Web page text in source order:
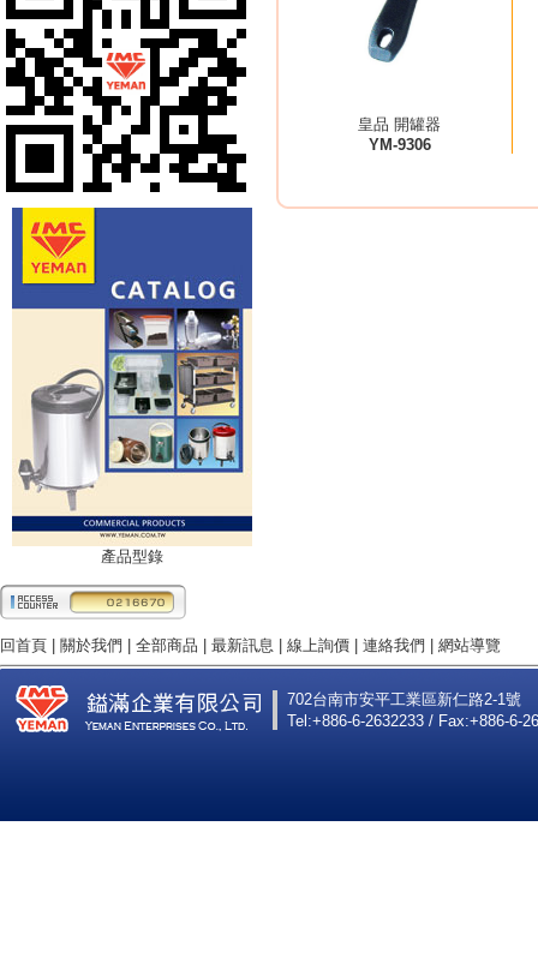
產品型錄
皇品 開罐器
YM-9306
回首頁 | 關於我們 | 全部商品 | 最新訊息 | 線上詢價 | 連絡我們 | 網站導覽
702台南市安平工業區新仁路2-1號
Tel:+886-6-2632233 / Fax:+886-6-